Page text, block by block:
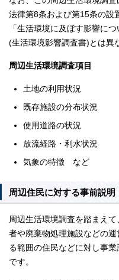
法律第8条および第15条の設
「生活環境に及ぼす影響に
(生活環境影響調査書)とは異
周辺生活環境調査項目
土地の利用状況
既存施設の分布状況
使用道路の状況
放流経路・利水状況
気象の特徴 など
周辺住民に対する事前説明
周辺生活環境調査を踏まえ
者や廃棄物処理施設などの
る範囲の住民などに対し事
です。